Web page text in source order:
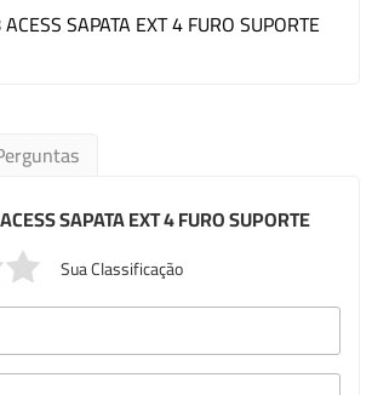
SAPATA EXT 4 FURO SUPORTE
SAPATA EXT 4 FURO SUPORTE
Sua Classificação